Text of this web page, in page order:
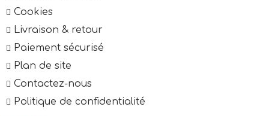
Cookies
Livraison & retour
Paiement sécurisé
Plan de site
Contactez-nous
Politique de confidentialité